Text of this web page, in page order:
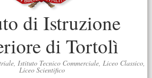
di Istruzione
di Tortolì
Istituto Tecnico Commerciale, Liceo Classico,
Liceo Scientifico